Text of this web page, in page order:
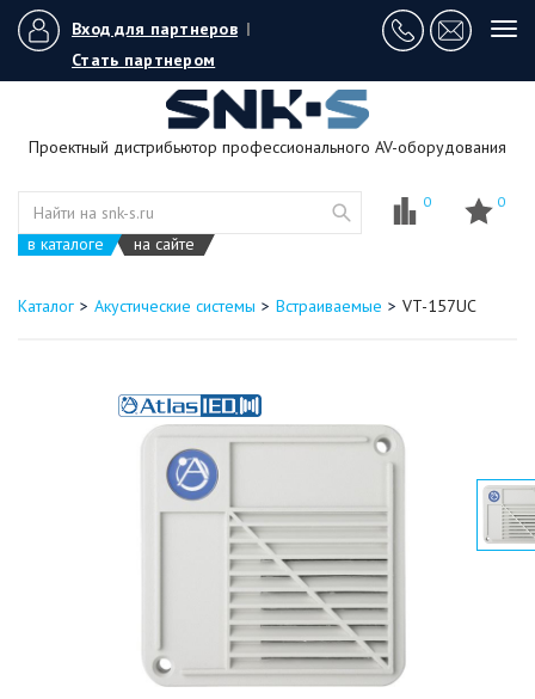
Вход для партнеров |
Стать партнером
Проектный дистрибьютор профессионального AV-оборудования
в каталоге на сайте
0 0
Каталог Акустические системы Встраиваемые VT-157UC